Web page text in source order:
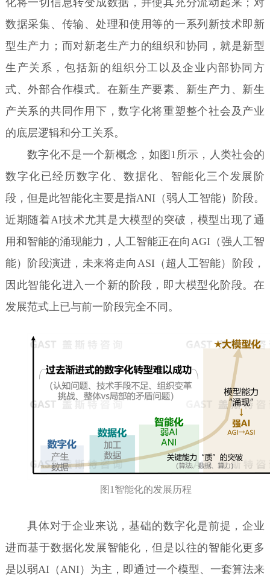
化将一切信息转变成数据，并使其充分流动起来；对
数据采集、传输、处理和使用等的一系列新技术即新
型生产力；而对新老生产力的组织和协同，就是新型
生产关系，包括新的组织分工以及企业内部协同方
式、外部合作模式。在新生产要素、新生产力、新生
产关系的共同作用下，数字化将重塑整个社会及产业
的底层逻辑和分工关系。
数字化不是一个新概念，如图1所示，人类社会的
数字化已经历数字化、数据化、智能化三个发展阶
段，但是此智能化主要是指ANI（弱人工智能）阶段。
近期随着AI技术尤其是大模型的突破，模型出现了通
用和智能的涌现能力，人工智能正在向AGI（强人工智
能）阶段演进，未来将走向ASI（超人工智能）阶段，
因此智能化进入一个新的阶段，即大模型化阶段。在
发展范式上已与前一阶段完全不同。
图1智能化的发展历程
具体对于企业来说，基础的数字化是前提，企业
进而基于数据化发展智能化，但是以往的智能化更多
是以弱AI（ANI）为主，即通过一个模型、一套算法来